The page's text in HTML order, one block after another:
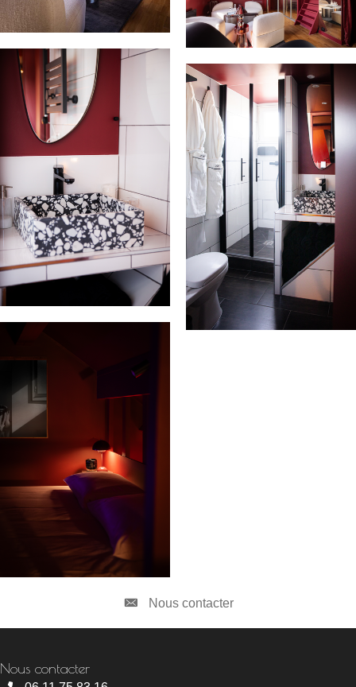
Nous contacter
Nous contacter